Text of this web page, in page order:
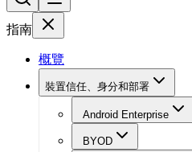
指南
概覽
裝置信任、身分和部署
Android Enterprise
BYOD